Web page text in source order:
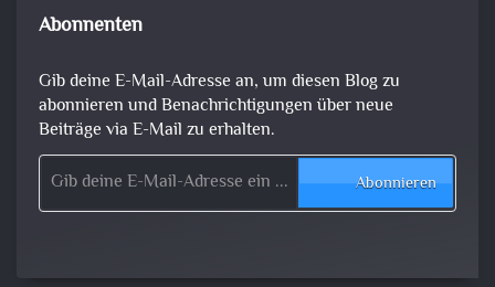
Abonnenten
Gib deine E-Mail-Adresse an, um diesen Blog zu
abonnieren und Benachrichtigungen über neue
Beiträge via E-Mail zu erhalten.
Gib deine E-Mail-Adresse ein ...
Abonnieren